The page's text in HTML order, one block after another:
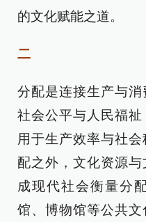
的文化赋能之道。
二
分配是连接生产与
社会公平与人民福
用于生产效率与社
配之外，文化资源
成现代社会衡量分
馆、博物馆等公共